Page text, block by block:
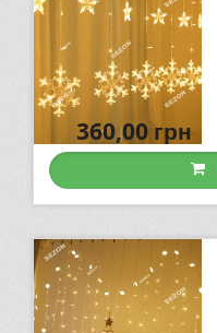
360,00грн